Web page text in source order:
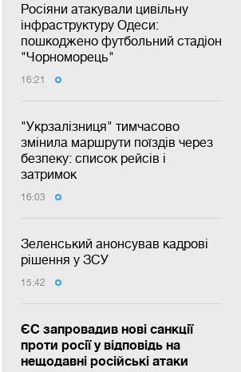
Росіяни атакували цивільну
інфраструктуру Одеси:
пошкоджено футбольний стадіон
"Чорноморець"
16:21
"Укрзалізниця" тимчасово
змінила маршрути поїздів через
безпеку: список рейсів і
затримок
16:03
Зеленський анонсував кадрові
рішення у ЗСУ
15:42
ЄС запровадив нові санкції
проти росії у відповідь на
нещодавні російські атаки